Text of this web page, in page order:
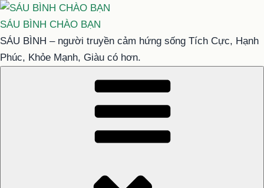
Chuyển
đến
phần
nội
SÁU BÌNH CHÀO BẠN
SÁU BÌNH – người truyền cảm hứng sống Tích Cực, Hạnh
Phúc, Khỏe Mạnh, Giàu có hơn.